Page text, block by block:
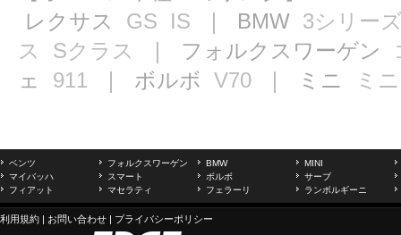
レクサス GS IS ｜ BMW 3シリー
ス
Sクラス ｜ フォルクスワーゲン
ェ 911 ｜ ボルボ V70 ｜ ミニ ミニ
ベンツ フォルクスワーゲン BMW
MINI
マイバッハ
スマート ボルボ
サーブ
フィアット
マセラティ フェラーリ ランボルギーニ
利用規約 | お問い合わせ | プライバシーポリシー